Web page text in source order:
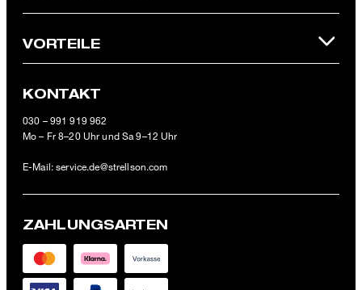
VORTEILE
KONTAKT
030 – 991 919 962
Mo – Fr 8–20 Uhr und Sa 9–12 Uhr
E-Mail:service.de@strellson.com
ZAHLUNGSARTEN